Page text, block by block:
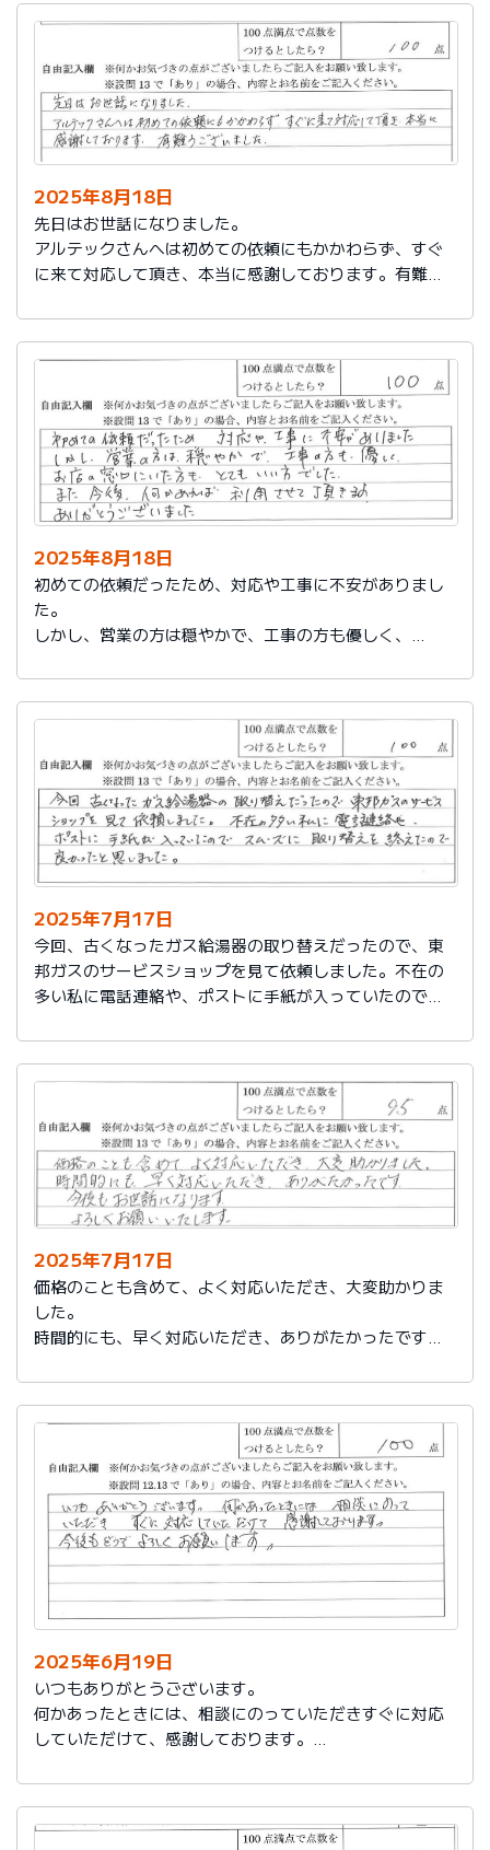
2025年8月18日
先日はお世話になりました。
アルテックさんへは初めての依頼にもかかわらず、すぐ
に来て対応して頂き、本当に感謝しております。有難う
2025年8月18日
初めての依頼だったため、対応や工事に不安がありまし
た。
しかし、営業の方は穏やかで、工事の方も優しく、
また今後、何かあれば利用させて頂きます。
ありがとうございました。
2025年7月17日
今回、古くなったガス給湯器の取り替えだったので、東
邦ガスのサービスショップを見て依頼しました。不在の
多い私に電話連絡や、ポストに手紙が入っていたので、
た。
2025年7月17日
価格のことも含めて、よく対応いただき、大変助かりま
した。
時間的にも、早く対応いただき、ありがたかったです。
2025年6月19日
いつもありがとうございます。
何かあったときには、相談にのっていただきすぐに対応
していただけて、感謝しております。